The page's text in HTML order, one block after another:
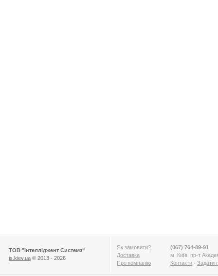
ТОВ "Інтелліджент Системз"
is.kiev.ua © 2013 - 2026
Як замовити?
Доставка
Про компанію
(067) 764-89-91
м. Київ, пр-т
Контакти · Задати